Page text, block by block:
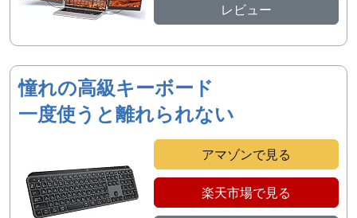
レビュー
憧れの高級キーボード
一度使うと離れられない
アマゾンで見る
楽天市場で見る